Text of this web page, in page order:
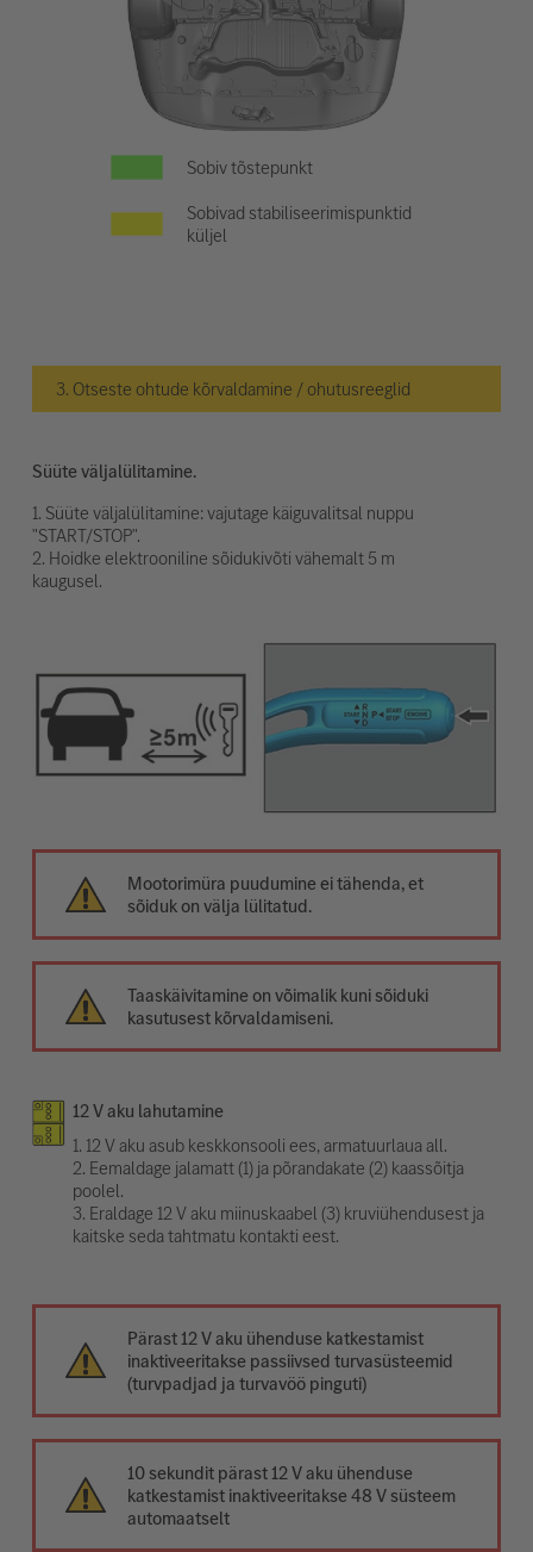
Sobiv tõstepunkt
Sobivad stabiliseerimispunktid
küljel
3. Otseste ohtude kõrvaldamine / ohutusreeglid
Süüte väljalülitamine.
1. Süüte väljalülitamine: vajutage käiguvalitsal nuppu
"START/STOP".
2. Hoidke elektrooniline sõidukivõti vähemalt 5 m
kaugusel.
Mootorimüra puudumine ei tähenda, et
sõiduk on välja lülitatud.
Taaskäivitamine on võimalik kuni sõiduki
kasutusest kõrvaldamiseni.
12 V aku lahutamine
1. 12 V aku asub keskkonsooli ees, armatuurlaua all.
2. Eemaldage jalamatt (1) ja põrandakate (2) kaassõitja
poolel.
3. Eraldage 12 V aku miinuskaabel (3) kruviühendusest ja
kaitske seda tahtmatu kontakti eest.
Pärast 12 V aku ühenduse katkestamist
inaktiveeritakse passiivsed turvasüsteemid
(turvpadjad ja turvavöö pinguti)
10 sekundit pärast 12 V aku ühenduse
katkestamist inaktiveeritakse 48 V süsteem
automaatselt